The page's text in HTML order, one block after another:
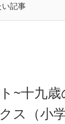
記事
~十九
ス（小学